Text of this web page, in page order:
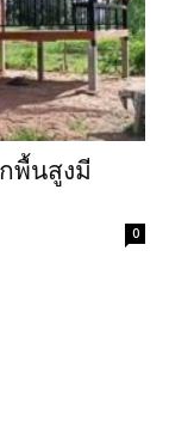
พื้นสูงมี
0